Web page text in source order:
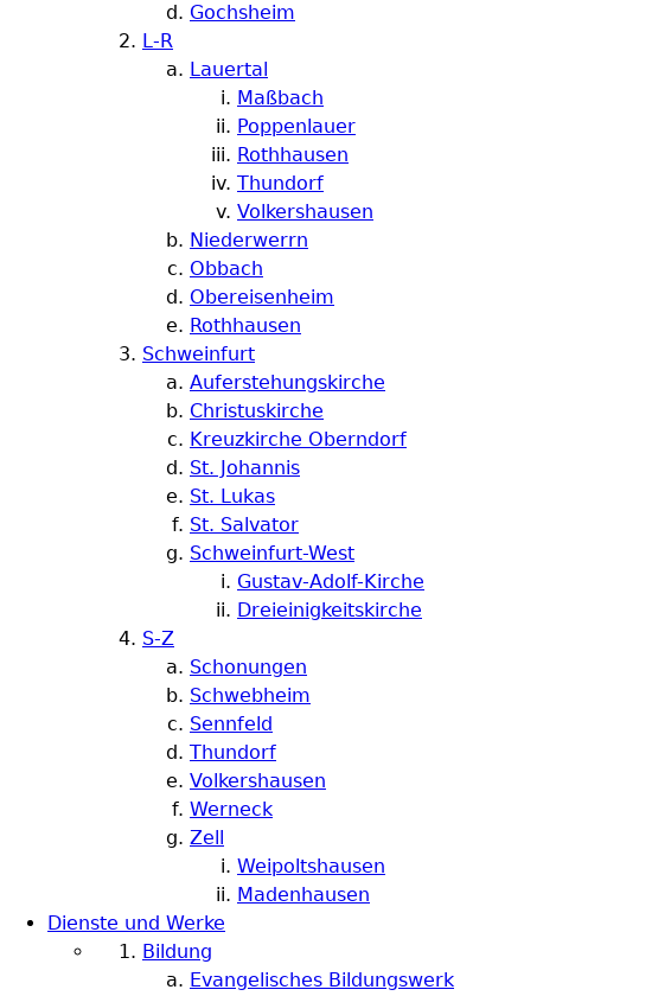
Gochsheim
L-R
Lauertal
Maßbach
Poppenlauer
Rothhausen
Thundorf
Volkershausen
Niederwerrn
Obbach
Obereisenheim
Rothhausen
Schweinfurt
Auferstehungskirche
Christuskirche
Kreuzkirche Oberndorf
St. Johannis
St. Lukas
St. Salvator
Schweinfurt-West
Gustav-Adolf-Kirche
Dreieinigkeitskirche
S-Z
Schonungen
Schwebheim
Sennfeld
Thundorf
Volkershausen
Werneck
Zell
Weipoltshausen
Madenhausen
Dienste und Werke
Bildung
Evangelisches Bildungswerk